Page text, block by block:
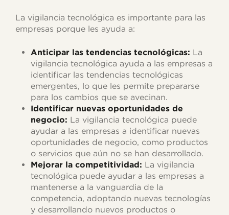
La vigilancia tecnológica es importante para las
empresas porque les ayuda a:
Anticipar las tendencias tecnológicas: La
vigilancia tecnológica ayuda a las empresas a
identificar las tendencias tecnológicas
emergentes, lo que les permite prepararse
para los cambios que se avecinan.
Identificar nuevas oportunidades de
negocio: La vigilancia tecnológica puede
ayudar a las empresas a identificar nuevas
oportunidades de negocio, como productos
o servicios que aún no se han desarrollado.
Mejorar la competitividad: La vigilancia
tecnológica puede ayudar a las empresas a
mantenerse a la vanguardia de la
competencia, adoptando nuevas tecnologías
y desarrollando nuevos productos o